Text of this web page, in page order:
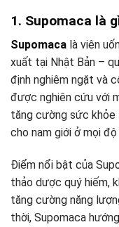
1. Supomaca là
Supomaca là viên
xuất tại Nhật Bản –
định nghiêm ngặt và
được nghiên cứu với
tăng cường sức
cho nam giới ở mọi
Điểm nổi bật của
thảo dược quý hiếm,
tăng cường năng
thời, Supomaca